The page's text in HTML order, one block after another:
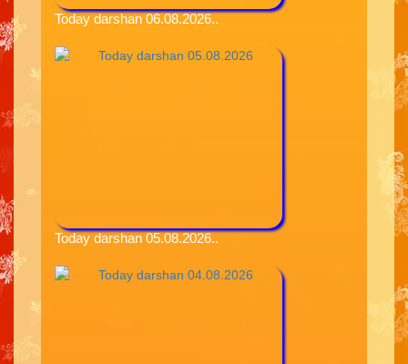
Today darshan 06.08.2026..
Today darshan 05.08.2026..